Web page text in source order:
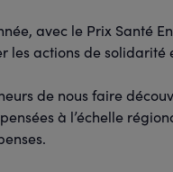
avec le Prix Santé
les actions de solidarité
de nous faire
à l’échelle